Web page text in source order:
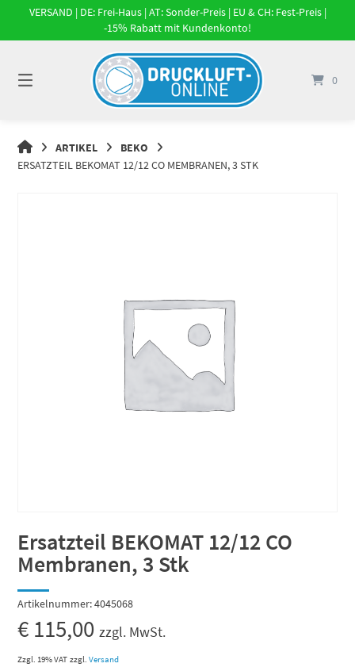
Springe
Inhalt
VERSAND | DE: Frei-Haus | AT: Sonder-Preis | EU & CH: Fest-Preis |
-15% Rabatt mit Kundenkonto!
0
DRUCKLUFT-
ONLINE
ARTIKEL
BEKO
ERSATZTEIL BEKOMAT 12/12 CO MEMBRANEN, 3 STK
Ersatzteil BEKOMAT 12/12 CO
Membranen, 3 Stk
Artikelnummer:4045068
€ 115,00 zzgl. MwSt.
Zzgl. 19% VAT zzgl.Versand